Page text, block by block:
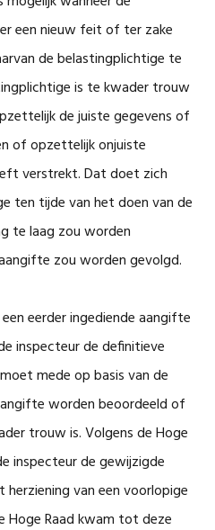
een nieuw feit of ter zake
de belastingplichtige te
is te kwader trouw
de juiste gegevens of
of opzettelijk onjuiste
verstrekt. Dat doet zich
ten tijde van het doen van de
te laag zou worden
zou worden gevolgd.
eerder ingediende aangifte
inspecteur de definitieve
mede op basis van de
worden beoordeeld of
trouw is. Volgens de Hoge
inspecteur de gewijzigde
van een voorlopige
Hoge Raad kwam tot deze